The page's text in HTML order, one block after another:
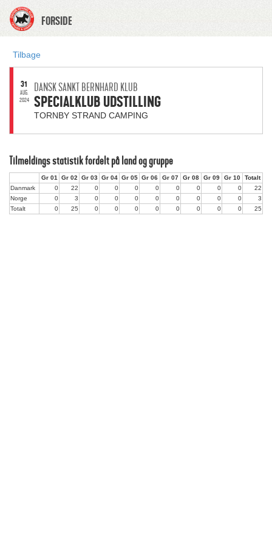
FORSIDE
Tilbage
31
AUG.
2024
DANSK SANKT BERNHARD KLUB
SPECIALKLUB UDSTILLING
TORNBY STRAND CAMPING
Tilmeldings statistik fordelt på land og gruppe
Gr 01 Gr 02 Gr 03 Gr 04 Gr 05 Gr 06 Gr 07 Gr 08 Gr 09 Gr 10
Totalt
Danmark
0 22 0 0 0 0 0 0 0 0
22
Norge
0 3 0 0 0 0 0 0 0 0
3
Totalt
0 25 0 0 0 0 0 0 0 0 25